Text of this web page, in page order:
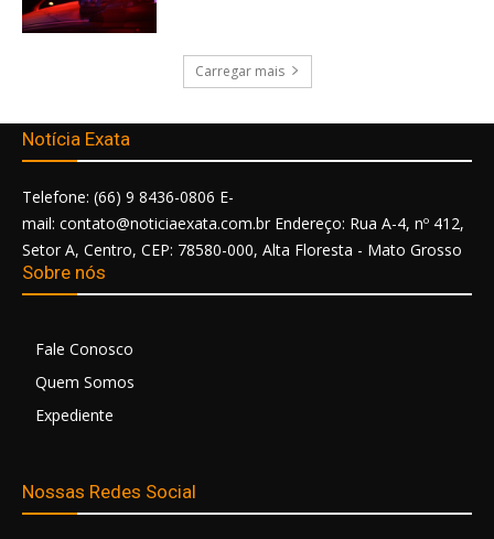
Carregar mais
Notícia Exata
Telefone: (66) 9 8436-0806 E-
mail: contato@noticiaexata.com.br Endereço: Rua A-4, nº 412,
Setor A, Centro, CEP: 78580-000, Alta Floresta - Mato Grosso
Sobre nós
Fale Conosco
Quem Somos
Expediente
Nossas Redes Social